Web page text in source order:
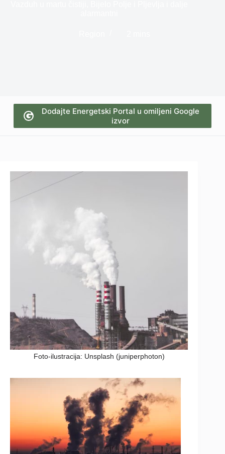
Dodajte Energetski Portal u omiljeni Google
izvor
Foto-ilustracija: Unsplash (juniperphoton)